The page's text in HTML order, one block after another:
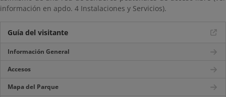
información en apdo. 4 Instalaciones y Servicios).
Guía del visitante
Información General
Accesos
Mapa del Parque